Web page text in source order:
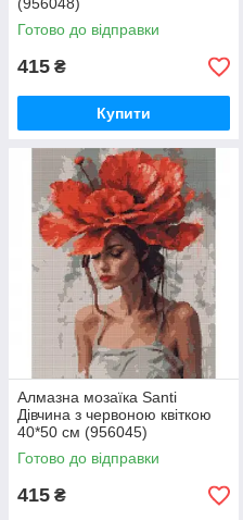
(956048)
Готово до відправки
415 ₴
Купити
Алмазна мозаїка Santi
Дівчина з червоною квіткою
40*50 см (956045)
Готово до відправки
415 ₴